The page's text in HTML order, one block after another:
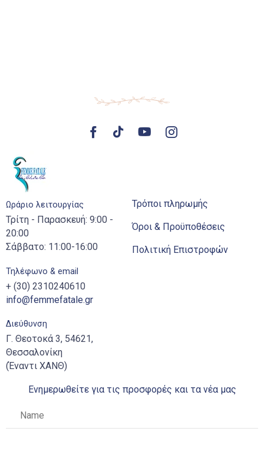
Ωράριο λειτουργίας
Τρίτη - Παρασκευή: 9:00 -
20:00
Σάββατο: 11:00-16:00
Τηλέφωνο & email
+ (30) 2310240610
info@femmefatale.gr
Διεύθυνση
Γ. Θεοτοκά 3, 54621,
Θεσσαλονίκη
(Έναντι ΧΑΝΘ)
Τρόποι πληρωμής
Όροι & Προϋποθέσεις
Πολιτική Επιστροφών
Ενημερωθείτε για τις προσφορές και τα νέα μας